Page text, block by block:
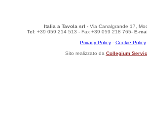
Italia a Tavola srl - Via Canalgrande 17,
Tel: +39 059 214 513 - Fax +39 059 218 765- E-
Privacy Policy - Cookie Policy
Sito realizzato da Collegium